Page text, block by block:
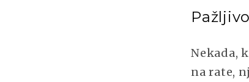
Nekada,
na rate,